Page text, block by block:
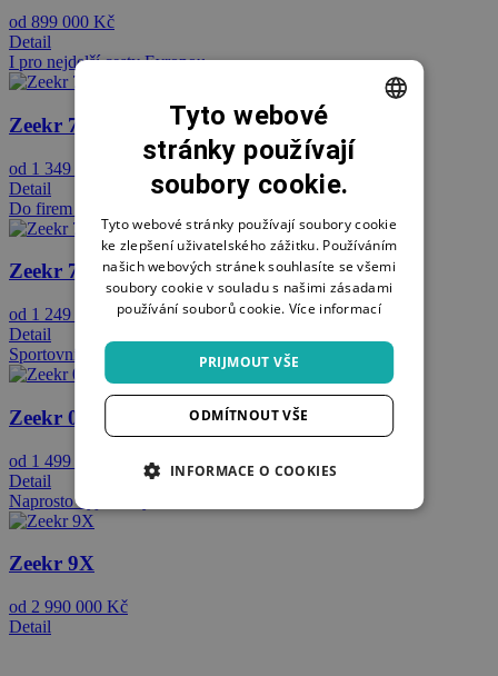
od 899 000 Kč
Detail
I pro nejdelší cesty Evropou
Zeekr 7X
od 1 349 000 Kč
Detail
Do firem i pro rodinu
Zeekr 7GT
od 1 249 000 Kč
Detail
Sportovní i luxusní
Zeekr 001
od 1 499 000 Kč
Detail
Naprosto výjimečný
Zeekr 9X
od 2 990 000 Kč
Detail
CZECH
SWEDISH
POLISH
GERMAN
Tyto webové
stránky používají
soubory cookie.
Tyto webové stránky používají soubory cookie
ke zlepšení uživatelského zážitku. Používáním
našich webových stránek souhlasíte se všemi
soubory cookie v souladu s našimi zásadami
používání souborů cookie. Více informací
PRIJMOUT VŠE
ODMÍTNOUT VŠE
INFORMACE O COOKIES